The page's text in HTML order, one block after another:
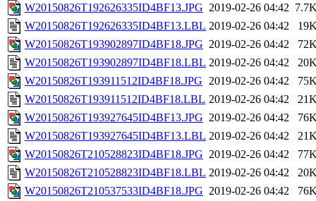
W20150826T192626335ID4BF13.JPG 2019-02-26 04:42
W20150826T192626335ID4BF13.LBL 2019-02-26 04:42
W20150826T193902897ID4BF18.JPG 2019-02-26 04:42
W20150826T193902897ID4BF18.LBL 2019-02-26 04:42
W20150826T193911512ID4BF18.JPG 2019-02-26 04:42
W20150826T193911512ID4BF18.LBL 2019-02-26 04:42
W20150826T193927645ID4BF13.JPG 2019-02-26 04:42
W20150826T193927645ID4BF13.LBL 2019-02-26 04:42
W20150826T210528823ID4BF18.JPG 2019-02-26 04:42
W20150826T210528823ID4BF18.LBL 2019-02-26 04:42
W20150826T210537533ID4BF18.JPG 2019-02-26 04:42